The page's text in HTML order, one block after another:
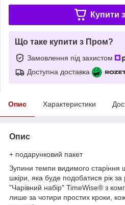
Купити з
Що таке купити з Пром?
Замовлення під захистом
Доступна доставка
Опис Характеристики
Опис
+ подарунковий пакет
Зупини темпи видимого старіння
шкіри, яка буде подобатися рік
"Чарівний набір" TimeWise® з
лише за чотири простих кроки,